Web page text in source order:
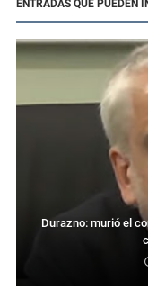
ENTRADAS QUE PUEDEN
Durazno: murió el